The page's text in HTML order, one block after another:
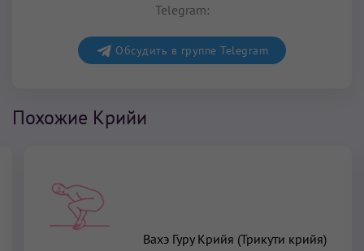
Telegram:
Обсудить в группе Telegram
Похожие Крийи
Вахэ Гуру Крийя (Трикути крийя)